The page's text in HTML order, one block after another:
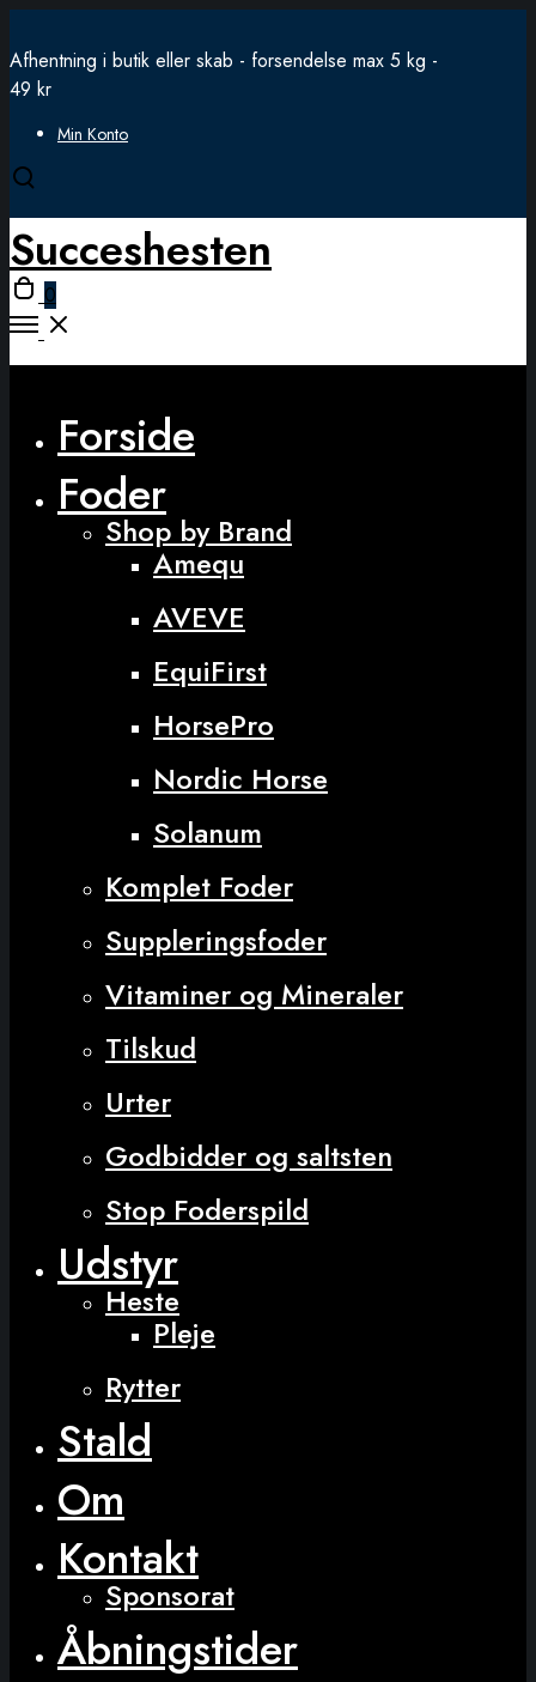
Afhentning i butik eller skab - forsendelse max 5 kg -
49 kr
Min Konto
Open
modal
Succeshesten
Open
cart
0
Open
Forside
Foder
Shop by Brand
Amequ
AVEVE
EquiFirst
HorsePro
Nordic Horse
Solanum
Komplet Foder
Suppleringsfoder
Vitaminer og Mineraler
Tilskud
Urter
Godbidder og saltsten
Stop Foderspild
Udstyr
Heste
Pleje
Rytter
Stald
Om
Kontakt
Sponsorat
Åbningstider